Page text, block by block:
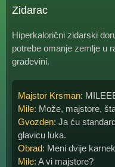
Zidarac
Hiperkalorični zidarski
potrebe omanje zemlje u
građevini.
Majstor Krsman:
Mile: Može, majstore,
Gvozden: Ja ću
glavicu luka.
Obrad: Meni dvije
Mile: A vi majstore?